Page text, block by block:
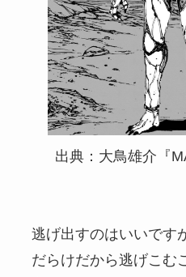
出典：大鳥雄介『
逃げ出すのはいいです
だらけだから逃げこむ